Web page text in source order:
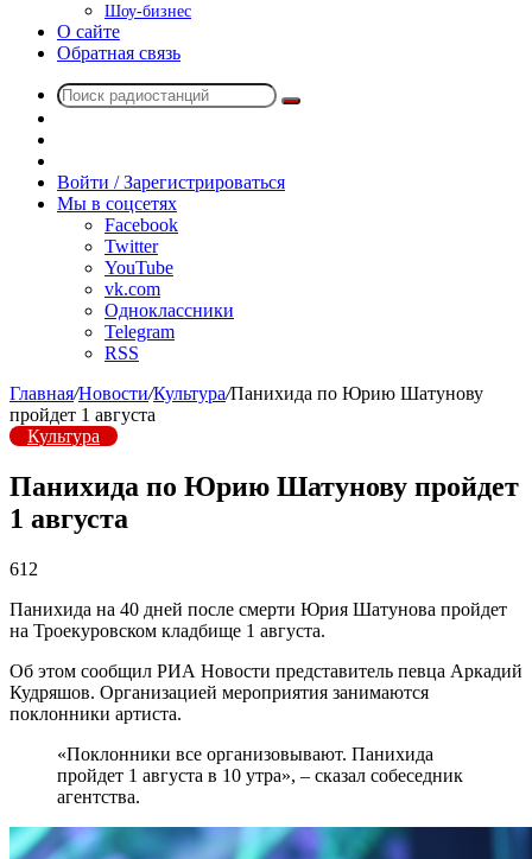
Шоу-бизнес
О сайте
Обратная связь
Поиск
радио
Войти / Зарегистрироваться
Мы в соцсетях
Facebook
Twitter
YouTube
vk.com
Одноклассники
Telegram
RSS
Главная/Новости/Культура/Панихида по Юрию Шатунову
пройдет 1 августа
Культура
Панихида по Юрию Шатунову пройдет
1 августа
612
Панихида на 40 дней после смерти Юрия Шатунова пройдет
на Троекуровском кладбище 1 августа.
Об этом сообщил РИА Новости представитель певца Аркадий
Кудряшов. Организацией мероприятия занимаются
поклонники артиста.
«Поклонники все организовывают. Панихида
пройдет 1 августа в 10 утра», – сказал собеседник
агентства.